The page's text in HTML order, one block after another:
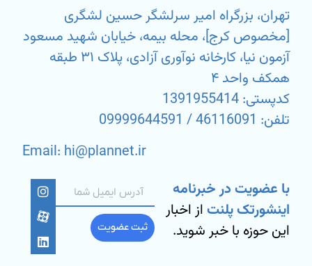
تهران، بزرگراه امیر سرلشگر حسین لشگری
[مخصوص کرج]، محله بیمه، خیابان شهید مسعود
آزمون نیا، کارخانه نوآوری آزادی، پلاک ۳۱ طبقه
همکف واحد ۴
کدپستی: 1391955414
تلفن: 46116091 / 09999644591
Email: hi@plannet.ir
با عضویت در خبرنامه
اینشورتک پلنتاز اخبار
این حوزه با خبر شوید.
ثبت عضویت